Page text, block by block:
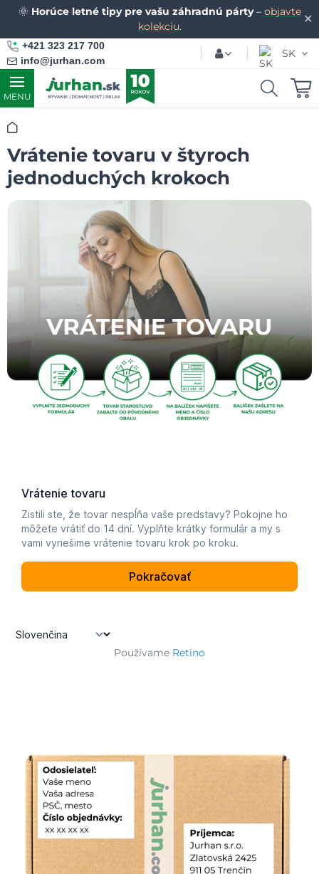
✕
🌞 Horúce letné tipy pre vašu záhradnú párty– objavte
kolekciu.
+421 323 217 700
info@jurhan.com
SK
MENU
Úvod
Vrátenie tovaru v štyroch
jednoduchých krokoch
Používame Retino